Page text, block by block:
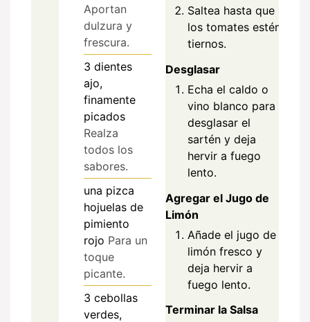
Aportan
dulzura y
frescura.
3 dientes
ajo,
finamente
picados
Realza
todos los
sabores.
una pizca
hojuelas de
pimiento
rojo Para un
toque
picante.
3 cebollas
verdes,
Saltea hasta que
los tomates estén
tiernos.
Desglasar
Echa el caldo o
vino blanco para
desglasar el
sartén y deja
hervir a fuego
lento.
Agregar el Jugo de
Limón
Añade el jugo de
limón fresco y
deja hervir a
fuego lento.
Terminar la Salsa